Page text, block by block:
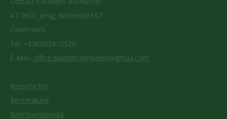
AT-9631 Jenig, Rattendorf 57
Österreich
Tel. +436503910520
E-Mail: office.gailtaleralmkaese@gmail.com
#geschichte
#erzeugung
#almkaesepedia